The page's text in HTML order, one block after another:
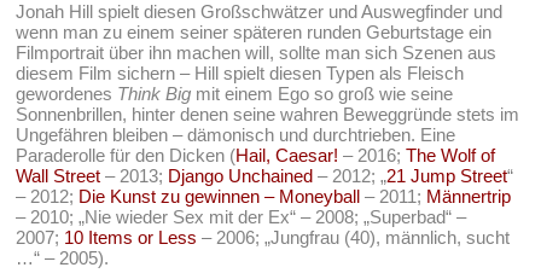
Jonah Hill spielt diesen Großschwätzer und Auswegfinder und
wenn man zu einem seiner späteren runden Geburtstage ein
Filmportrait über ihn machen will, sollte man sich Szenen aus
diesem Film sichern – Hill spielt diesen Typen als Fleisch
gewordenes Think Big mit einem Ego so groß wie seine
Sonnenbrillen, hinter denen seine wahren Beweggründe stets im
Ungefähren bleiben – dämonisch und durchtrieben. Eine
Paraderolle für den Dicken (Hail, Caesar! – 2016;The Wolf of
Wall Street – 2013; Django Unchained – 2012; „21 Jump Street“
– 2012; Die Kunst zu gewinnen – Moneyball – 2011; Männertrip
– 2010; „Nie wieder Sex mit der Ex“ – 2008; „Superbad“ –
2007; 10 Items or Less – 2006; „Jungfrau (40), männlich, sucht
…“ – 2005).